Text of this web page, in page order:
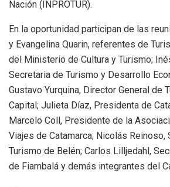
Nación (INPROTUR).
En la oportunidad participan de las
y Evangelina Quarin, referentes de
del Ministerio de Cultura y Turismo;
Secretaria de Turismo y Desarrollo
Gustavo Yurquina, Director General de
Capital; Julieta Díaz, Presidenta de
Marcelo Coll, Presidente de la
Viajes de Catamarca; Nicolás Reinoso,
Turismo de Belén; Carlos Lilljedahl,
de Fiambalá y demás integrantes del